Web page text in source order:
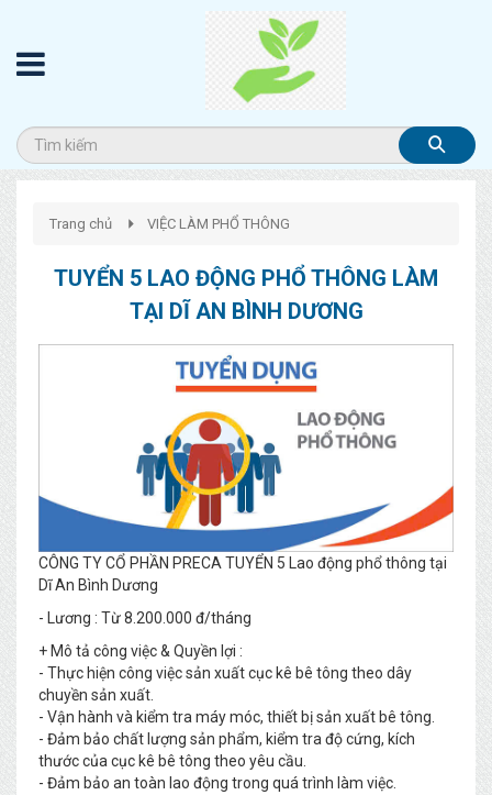
Trang chủ VIỆC LÀM PHỔ THÔNG
TUYỂN 5 LAO ĐỘNG PHỔ THÔNG LÀM
TẠI DĨ AN BÌNH DƯƠNG
CÔNG TY CỔ PHẦN PRECA TUYỂN 5 Lao động phổ thông tại
Dĩ An Bình Dương
- Lương : Từ 8.200.000 đ/tháng
+ Mô tả công việc & Quyền lợi :
- Thực hiện công việc sản xuất cục kê bê tông theo dây
chuyền sản xuất.
- Vận hành và kiểm tra máy móc, thiết bị sản xuất bê tông.
- Đảm bảo chất lượng sản phẩm, kiểm tra độ cứng, kích
thước của cục kê bê tông theo yêu cầu.
- Đảm bảo an toàn lao động trong quá trình làm việc.